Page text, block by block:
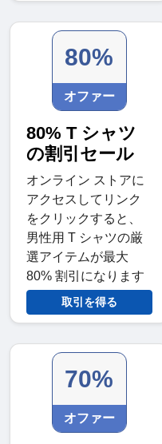
80%
オファー
80% T シャツ
の割引セール
オンライン ストアに
アクセスしてリンク
をクリックすると、
男性用 T シャツの厳
選アイテムが最大
80% 割引になります
取引を得る
70%
オファー